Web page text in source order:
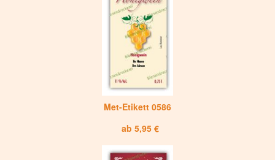
Met-Etikett 0586
ab 5,95 €